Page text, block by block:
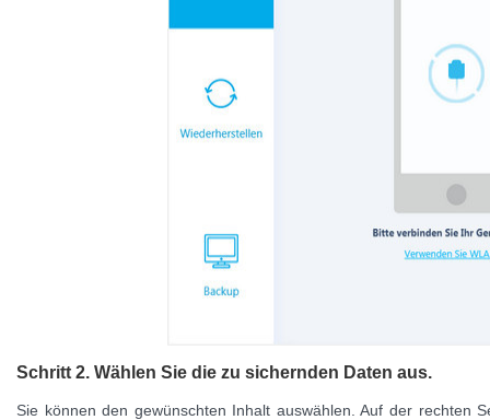
Schritt 2. Wählen Sie die zu sichernden Daten aus.
Sie können den gewünschten Inhalt auswählen. Auf der rechten